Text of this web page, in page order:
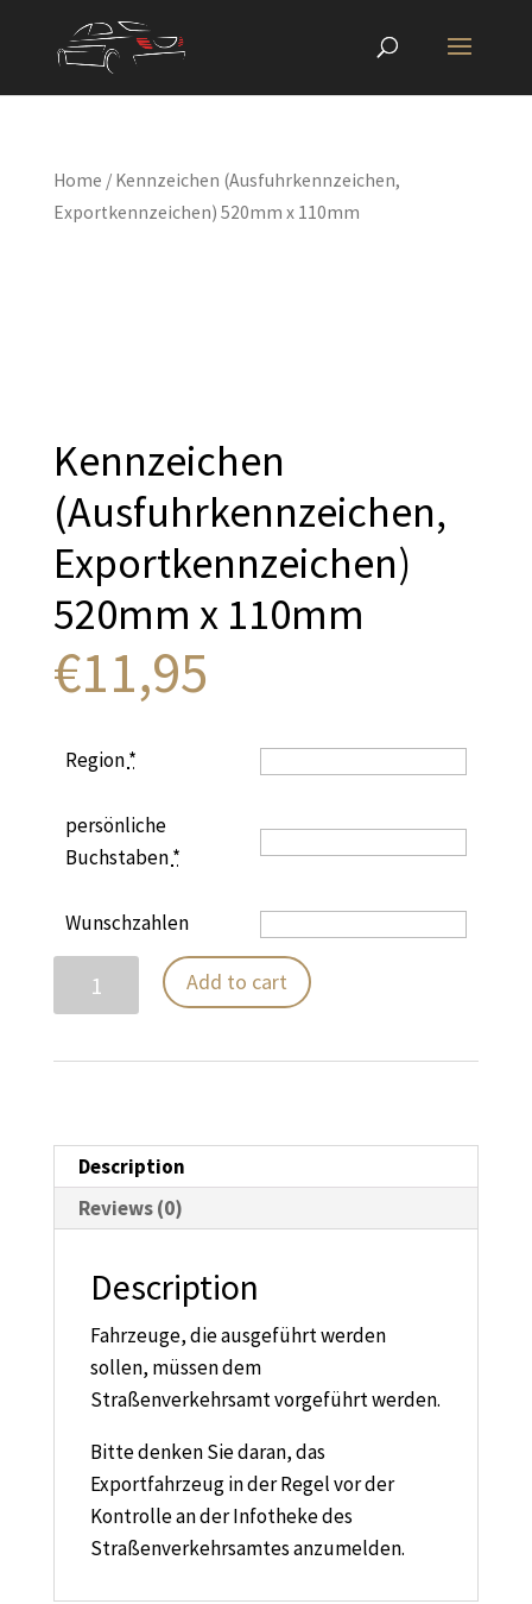
Home / Kennzeichen (Ausfuhrkennzeichen,
Exportkennzeichen) 520mm x 110mm
Kennzeichen
(Ausfuhrkennzeichen,
Exportkennzeichen)
520mm x 110mm
€11,95
Region*
persönliche
Buchstaben*
Wunschzahlen
(Ausfuhrkennzeichen,
520mm
quantity
Add to cart
Description
Reviews (0)
Description
Fahrzeuge, die ausgeführt werden
sollen, müssen dem
Straßenverkehrsamt vorgeführt werden.
Bitte denken Sie daran, das
Exportfahrzeug in der Regel vor der
Kontrolle an der Infotheke des
Straßenverkehrsamtes anzumelden.